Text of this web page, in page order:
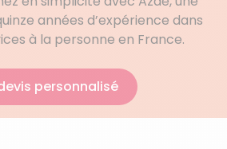
années d’expérience dans
à la personne en France.
personnalisé